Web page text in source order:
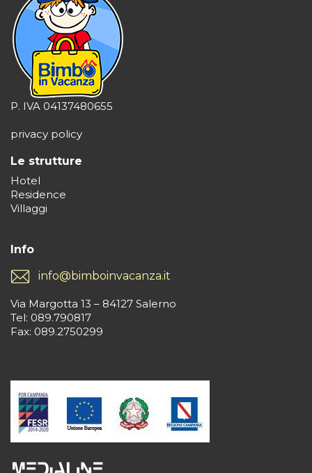
P. IVA 04137480655
privacy policy
Le strutture
Hotel
Residence
Villaggi
Info
info@bimboinvacanza.it
Via Margotta 13 – 84127 Salerno
Tel: 089.790817
Fax: 089.2750299